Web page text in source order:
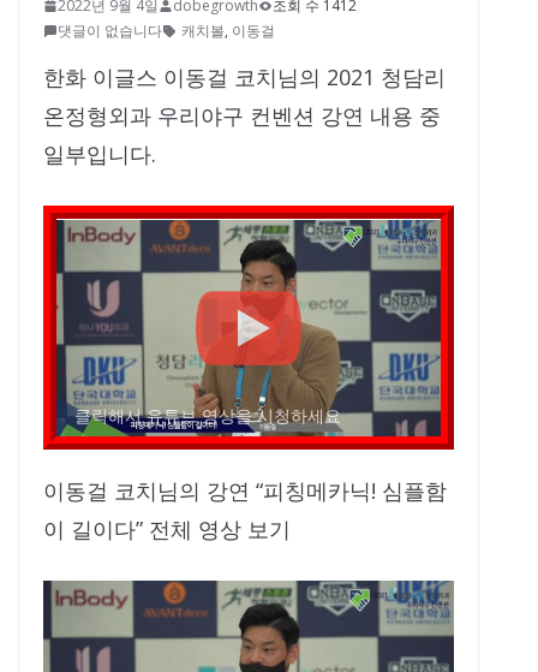
2022년 9월 4일 dobegrowth
조회 수 1412
댓글이 없습니다
캐치볼, 이동걸
한화 이글스 이동걸 코치님의 2021 청담리
온정형외과 우리야구 컨벤션 강연 내용 중
일부입니다.
클릭해서 유튜브 영상을 시청하세요
이동걸 코치님의 강연 “피칭메카닉! 심플함
이 길이다” 전체 영상 보기